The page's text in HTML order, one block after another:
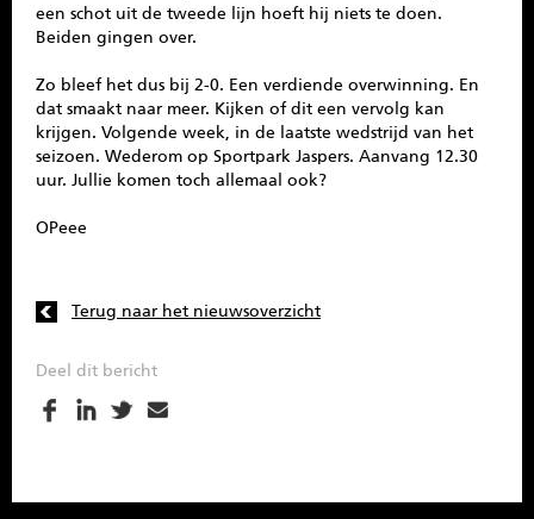
een schot uit de tweede lijn hoeft hij niets te doen.
Beiden gingen over.
Zo bleef het dus bij 2-0. Een verdiende overwinning. En
dat smaakt naar meer. Kijken of dit een vervolg kan
krijgen. Volgende week, in de laatste wedstrijd van het
seizoen. Wederom op Sportpark Jaspers. Aanvang 12.30
uur. Jullie komen toch allemaal ook?
OPeee
Terug naar het nieuwsoverzicht
Deel dit bericht